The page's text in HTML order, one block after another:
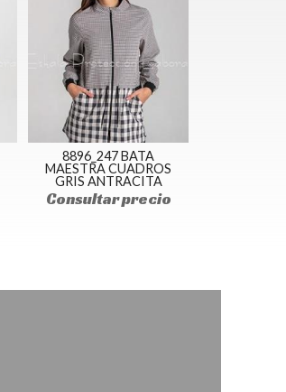
8896_247 BATA
MAESTRA CUADROS
GRIS ANTRACITA
Consultar precio